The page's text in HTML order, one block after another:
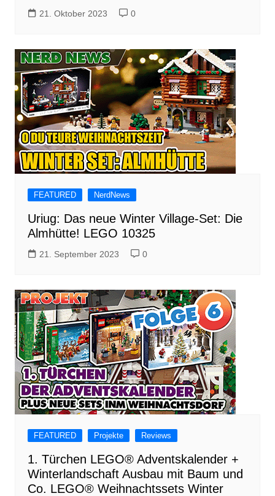
21. Oktober 2023 0
FEATURED NerdNews
Uriug: Das neue Winter Village-Set: Die
Almhütte! LEGO 10325
21. September 2023 0
FEATURED Projekte Reviews
1. Türchen LEGO® Adventskalender +
Winterlandschaft Ausbau mit Baum und
Co. LEGO® Weihnachtssets Winter